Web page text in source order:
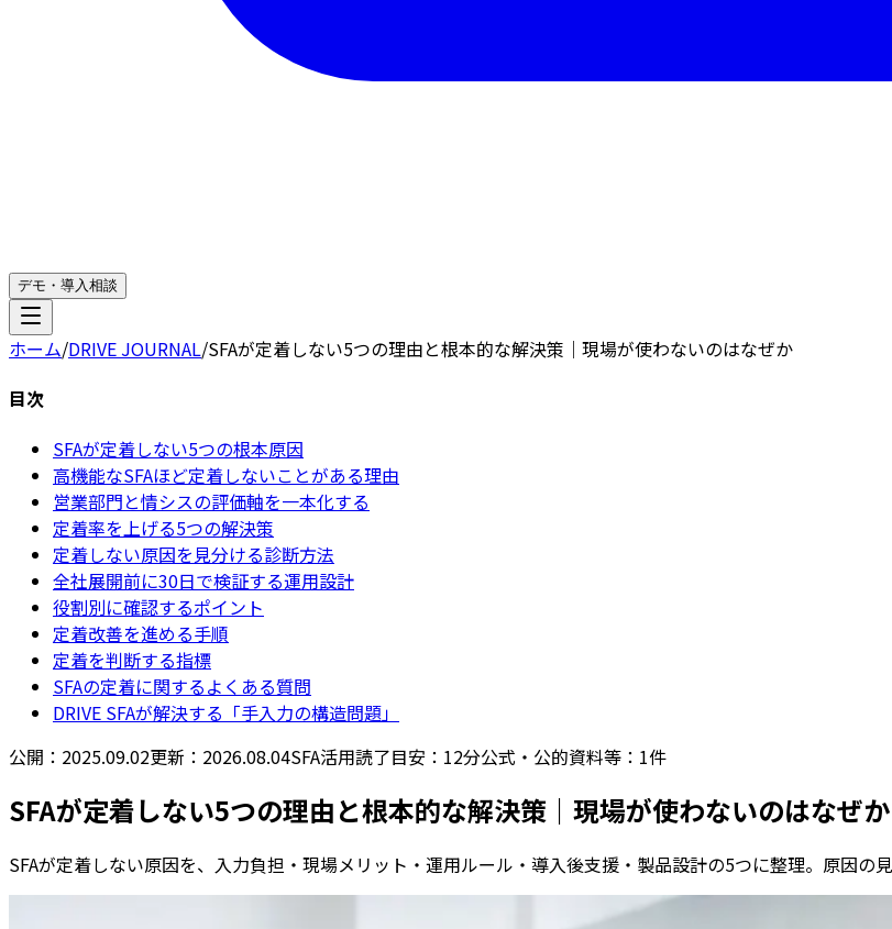
デモ・導入相談
ホーム/DRIVE JOURNAL/SFAが定着しない5つの理由と根本的な解決策｜現場が使わないのはなぜか
目次
SFAが定着しない5つの根本原因
高機能なSFAほど定着しないことがある理由
営業部門と情シスの評価軸を一本化する
定着率を上げる5つの解決策
定着しない原因を見分ける診断方法
全社展開前に30日で検証する運用設計
役割別に確認するポイント
定着改善を進める手順
定着を判断する指標
SFAの定着に関するよくある質問
DRIVE SFAが解決する「手入力の構造問題」
公開： 2025.09.02更新： 2026.08.04SFA活用読了目安： 12分公式・公的資料等： 1件
SFAが定着しない5つの理由と根本的な解決策｜現場が使わないのはなぜか
SFAが定着しない原因を、入力負担・現場メリット・運用ルール・導入後支援・製品設計の5つに整理。原因の